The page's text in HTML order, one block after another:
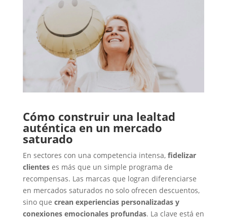
Cómo construir una lealtad
auténtica en un mercado
saturado
En sectores con una competencia intensa, fidelizar
clienteses más que un simple programa de
recompensas. Las marcas que logran diferenciarse
en mercados saturados no solo ofrecen descuentos,
sino que crean experiencias personalizadas y
conexiones emocionales profundas. La clave está en